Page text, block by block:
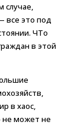
случае,
все это под
ЧТо
в этой
в хаос,
не может не